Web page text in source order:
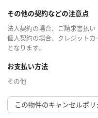
その他の契約などの注意点
法人契約の場合、ご請求書払い
個人契約の場合、クレジットカ
となります。
お支払い方法
その他
この物件のキャンセルポ